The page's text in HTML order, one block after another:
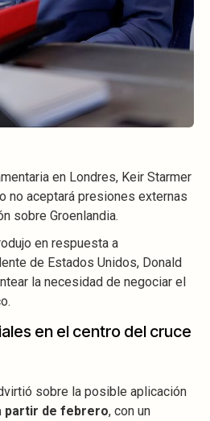
en Londres, Keir Starmer
no aceptará presiones externas
sobre Groenlandia.
en respuesta a
de Estados Unidos, Donald
la necesidad de negociar el
en el centro del cruce
sobre la posible aplicación
partir de febrero, con un